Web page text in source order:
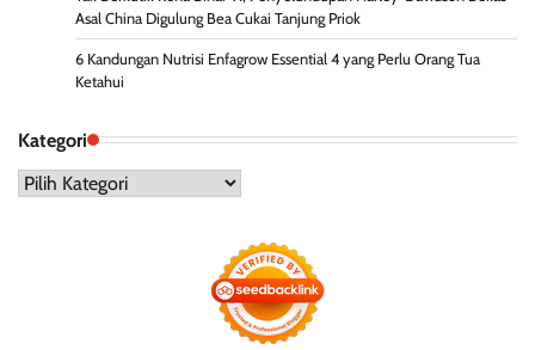
Asal China Digulung Bea Cukai Tanjung Priok
6 Kandungan Nutrisi Enfagrow Essential 4 yang Perlu Orang Tua
Ketahui
Kategori
Kategori